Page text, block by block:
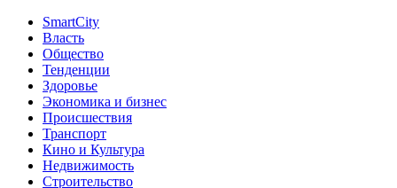
SmartCity
Власть
Общество
Тенденции
Здоровье
Экономика и бизнес
Происшествия
Транспорт
Кино и Культура
Недвижимость
Строительство